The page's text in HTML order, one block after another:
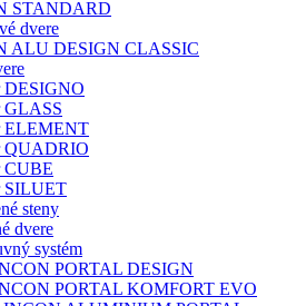
STANDARD
dvere
ALU DESIGN CLASSIC
DESIGNO
GLASS
ELEMENT
QUADRIO
CUBE
SILUET
steny
dvere
systém
PORTAL DESIGN
PORTAL KOMFORT EVO